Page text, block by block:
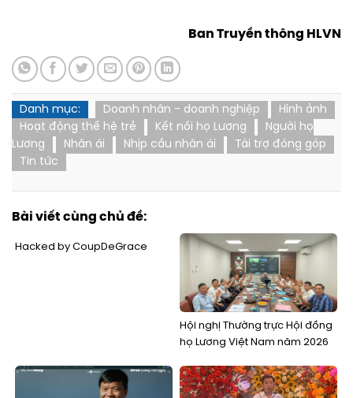
Ban Truyền thông HLVN
Danh mục: Doanh nhân - doanh nghiệp
Hình ảnh
Hoạt động thế hệ trẻ
Kết nối họ Lương
Người họ
Lương
Nhân ái Nhịp cầu nhân ái
Tài trợ đóng góp
Tin tức
Bài viết cùng chủ đề:
Hacked by CoupDeGrace
Hội nghị Thường trực Hội đồng
họ Lương Việt Nam năm 2026